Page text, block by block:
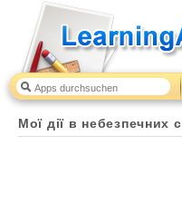
Мої дії в небезпечних